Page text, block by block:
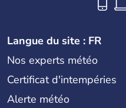
Langue du site : FR
Nos experts météo
Certificat d'intempéries
Alerte météo